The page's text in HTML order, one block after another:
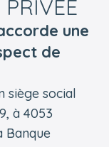
une
de
siège social
à 4053
Banque